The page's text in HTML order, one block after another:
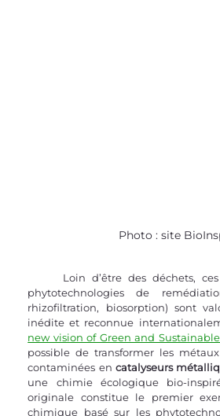
Photo : site
phytotechnologies de
rhizofiltration, biosorption) sont
inédite et reconnue
new vision of Green and
possible de transformer les
contaminées en catalyseurs
une chimie écologique bio-
originale constitue le premier
chimique basé sur les